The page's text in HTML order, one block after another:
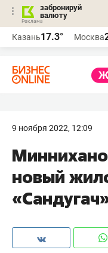
забронируй
валюту
Казань17.3° Москва
9 ноября 2022, 12:09
новый